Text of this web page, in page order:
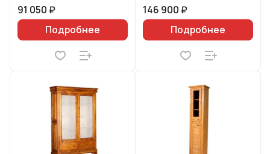
91 050 ₽
Подробнее
146 900 ₽
Подробнее